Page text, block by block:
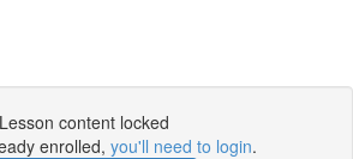
Lesson content locked
enrolled, you'll need to login.